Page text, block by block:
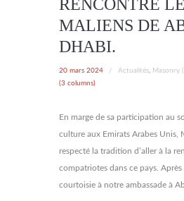
RENCONTRE
MALIENS DE
DHABI.
20 mars 2024 / Actualités Masonry
(3 columns)
En marge de sa participation au
culture aux Emirats Arabes Unis,
respecté la tradition d’aller à la
compatriotes dans ce pays.
courtoisie à notre ambassade à